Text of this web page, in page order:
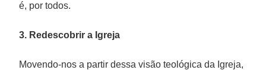
é, por todos.
3. Redescobrir a Igreja
Movendo-nos a partir dessa visão teológica da Igreja,